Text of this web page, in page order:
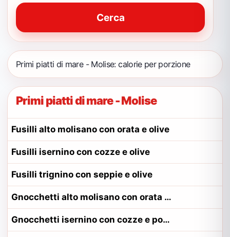
Cerca
Primi piatti di mare - Molise: calorie per porzione
Primi piatti di mare - Molise
Fusilli alto molisano con orata e olive
Fusilli isernino con cozze e olive
Fusilli trignino con seppie e olive
Gnocchetti alto molisano con orata e pomodoro
Gnocchetti isernino con cozze e pomodoro